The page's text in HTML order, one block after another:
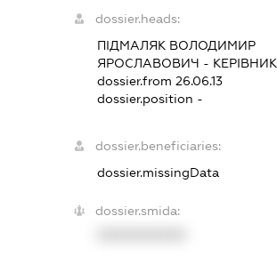
dossier.heads:
ПІДМАЛЯК ВОЛОДИМИР
ЯРОСЛАВОВИЧ - КЕРІВНИК
dossier.from 26.06.13
dossier.position -
dossier.beneficiaries:
dossier.missingData
dossier.smida: